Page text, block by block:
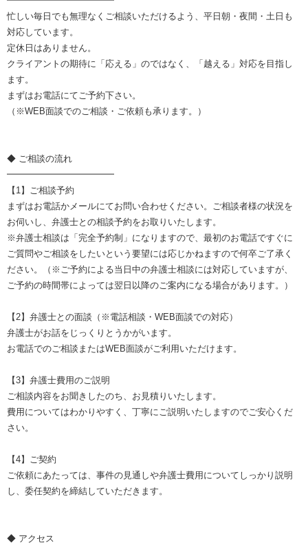
忙しい毎日でも無理なくご相談いただけるよう、平日朝・夜間・土日も
対応しています。
定休日はありません。
クライアントの期待に「応える」のではなく、「越える」対応を目指し
ます。
まずはお電話にてご予約下さい。
（※WEB面談でのご相談・ご依頼も承ります。）
◆ ご相談の流れ
━━━━━━━━━━━━
【1】ご相談予約
まずはお電話かメールにてお問い合わせください。ご相談者様の状況を
お伺いし、弁護士との相談予約をお取りいたします。
※弁護士相談は「完全予約制」になりますので、最初のお電話ですぐに
ご質問やご相談をしたいという要望には応じかねますので何卒ご了承く
ださい。（※ご予約による当日中の弁護士相談には対応していますが、
ご予約の時間帯によっては翌日以降のご案内になる場合があります。）
【2】弁護士との面談（※電話相談・WEB面談での対応）
弁護士がお話をじっくりとうかがいます。
お電話でのご相談またはWEB面談がご利用いただけます。
【3】弁護士費用のご説明
ご相談内容をお聞きしたのち、お見積りいたします。
費用についてはわかりやすく、丁寧にご説明いたしますのでご安心くだ
さい。
【4】ご契約
ご依頼にあたっては、事件の見通しや弁護士費用についてしっかり説明
し、委任契約を締結していただきます。
◆ アクセス